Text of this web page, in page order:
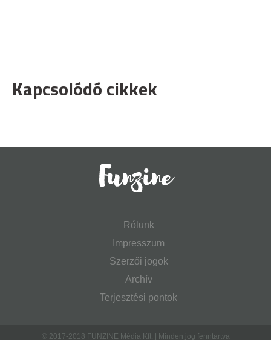
Kapcsolódó cikkek
Rólunk
Impresszum
Szerzői jogok
Archív
Terjesztési pontok
© 2017-2018 FUNZINE Média Kft. | Minden jog fenntartva